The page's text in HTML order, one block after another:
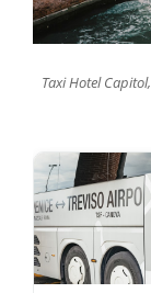
Taxi Hotel